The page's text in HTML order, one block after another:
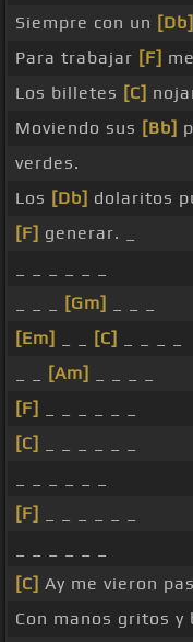
Siempre con un [Db]
Para trabajar [F]
Los billetes [C]
Moviendo sus [Bb]
verdes.
Los [Db] dolaritos
[F] generar. _
[Gm]
[Em]
[C]
[Am]
[F]
[C]
[F]
[C] Ay me vieron
Con manos gritos y